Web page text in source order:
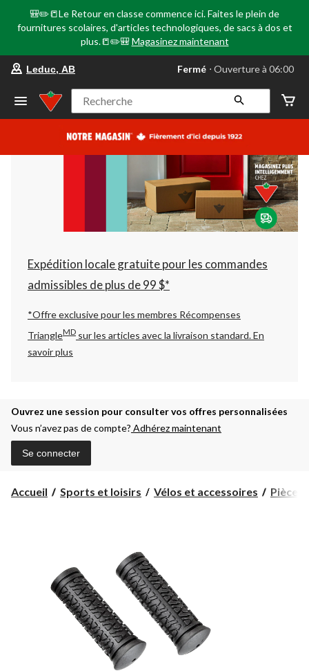
🎒✏️📒Le Retour en classe commence ici. Faites le plein de
fournitures scolaires, d'articles technologiques, de sacs à dos et
plus.📒✏️🎒 Magasinez maintenant
votre
préféré
Leduc,
AB,
courament
Ouverture
à
06:00
cliquer
pour
changer
Leduc, AB Fermé ⋅ Ouverture à 06:00
Recherche
Expédition locale gratuite pour les commandes
admissibles de plus de 99 $*
*Offre exclusive pour les membres Récompenses
TriangleMD sur les articles avec la livraison standard.En
savoir plus
Ouvrez une session pour consulter vos offres personnalisées
Vous n’avez pas de compte? Adhérez maintenant
Se connecter
Accueil Sports et loisirs Vélos et accessoires Pièces